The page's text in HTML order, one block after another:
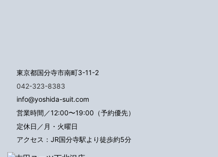
東京都国分寺市南町3-11-2
042-323-8383
info@yoshida-suit.com
営業時間／12:00〜19:00（予約優先）
定休日／月・火曜日
アクセス：JR国分寺駅より徒歩約5分